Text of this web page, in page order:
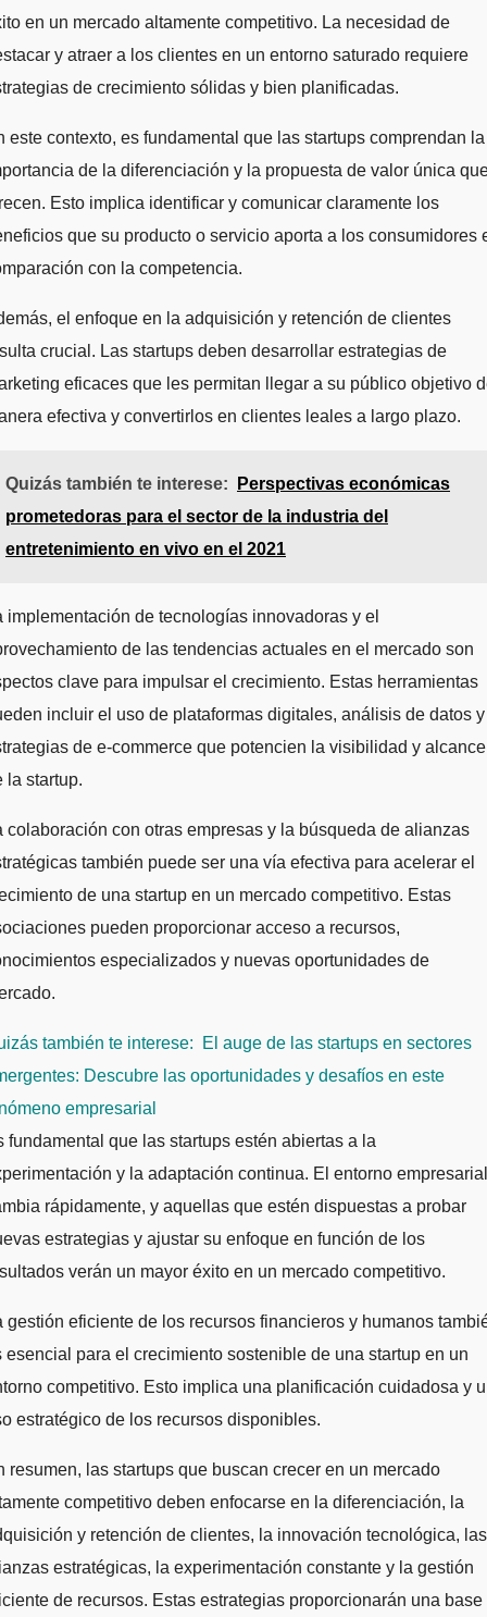
en un mercado altamente competitivo. La necesidad de
y atraer a los clientes en un entorno saturado requiere
de crecimiento sólidas y bien planificadas.
este contexto, es fundamental que las startups comprendan la
de la diferenciación y la propuesta de valor única
Esto implica identificar y comunicar claramente los
que su producto o servicio aporta a los consumidores
con la competencia.
el enfoque en la adquisición y retención de clientes
crucial. Las startups deben desarrollar estrategias de
eficaces que les permitan llegar a su público objetivo
efectiva y convertirlos en clientes leales a largo plazo.
Quizás también te interese:
Perspectivas económicas
prometedoras para el sector de la industria del
entretenimiento en vivo en el 2021
implementación de tecnologías innovadoras y el
de las tendencias actuales en el mercado son
clave para impulsar el crecimiento. Estas herramientas
incluir el uso de plataformas digitales, análisis de datos y
de e-commerce que potencien la visibilidad y alcance
la startup.
colaboración con otras empresas y la búsqueda de alianzas
también puede ser una vía efectiva para acelerar el
de una startup en un mercado competitivo. Estas
pueden proporcionar acceso a recursos,
especializados y nuevas oportunidades de
también te interese:
El auge de las startups en sectores
Descubre las oportunidades y desafíos en este
empresarial
fundamental que las startups estén abiertas a la
y la adaptación continua. El entorno empresarial
rápidamente, y aquellas que estén dispuestas a probar
estrategias y ajustar su enfoque en función de los
verán un mayor éxito en un mercado competitivo.
gestión eficiente de los recursos financieros y humanos
esencial para el crecimiento sostenible de una startup en un
competitivo. Esto implica una planificación cuidadosa y
estratégico de los recursos disponibles.
resumen, las startups que buscan crecer en un mercado
competitivo deben enfocarse en la diferenciación, la
y retención de clientes, la innovación tecnológica, las
estratégicas, la experimentación constante y la gestión
de recursos. Estas estrategias proporcionarán una base